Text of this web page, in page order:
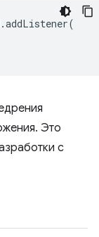
.addListener(
Это
с